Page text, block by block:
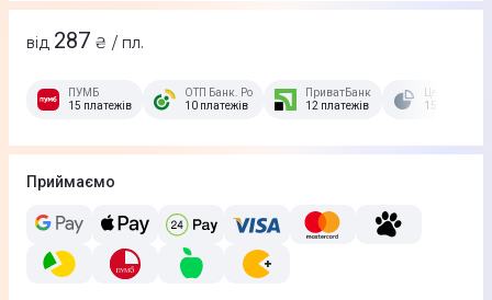
від 287 ₴ / пл.
ПУМБ
15 платежів
ОТП Банк. Розстрочка Скибочка.
10 платежів
ПриватБанк
12 платежів
15 платежів
Приймаємо